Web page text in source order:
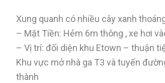
Xung quanh có nhiều cây xanh
– Mặt Tiền: Hẻm 6m thông , xe hơi
– Vị trí: đối diện khu Etown – thuận
Khu vực mở nhà ga T3 và tuyến
thành